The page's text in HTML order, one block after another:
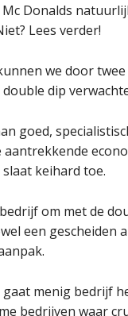
Donalds
Lees verder!
we door
double dip
goed,
keihard toe.
om met de
een gescheiden
menig bedrijf
bedrijven waar